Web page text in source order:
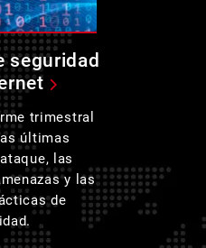
seguridad
trimestral
últimas
las
y las
de